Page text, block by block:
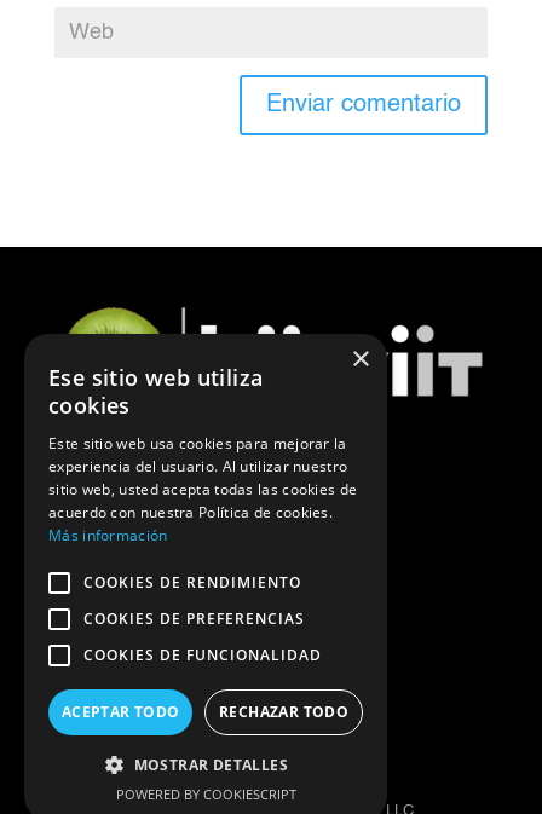
ÚLTIMAS NOTICIAS DE MARKETING
POLÍTICA DE PRIVACIDAD
×
Ese sitio web utiliza
cookies
Este sitio web usa cookies para mejorar la
experiencia del usuario. Al utilizar nuestro
sitio web, usted acepta todas las cookies de
acuerdo con nuestra Política de cookies.
Más información
COOKIES DE RENDIMIENTO
COOKIES DE PREFERENCIAS
COOKIES DE FUNCIONALIDAD
ACEPTAR TODO RECHAZAR TODO
MOSTRAR DETALLES
POWERED BY COOKIESCRIPT